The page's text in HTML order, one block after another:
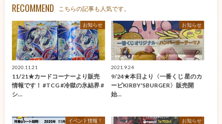
RECOMMEND こちらの記事も人気です。
お知らせ
2020.11.21
11/21★カードコーナーより販売
情報です！ #TCG #冷獄の氷結界 #
シ…
お知らせ
2021.9.24
9/24★本日より〈一番くじ 星のカ
ービKIRBY'SBURGER〉販売開
始…
イベント情報！ お知らせ